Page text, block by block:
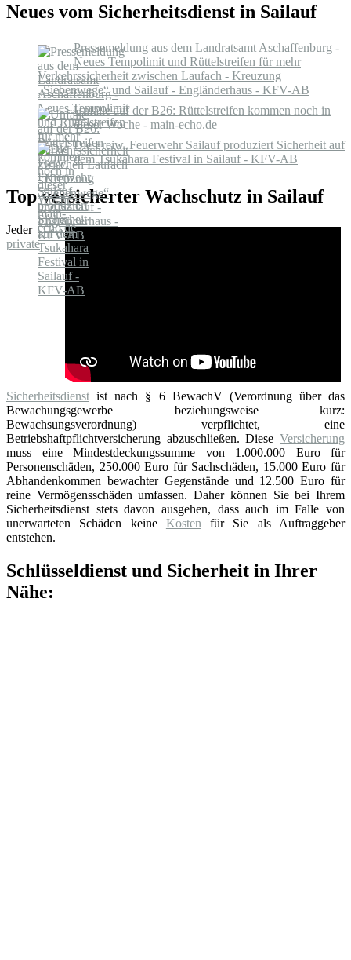
Neues vom Sicherheitsdienst in Sailauf
Pressemeldung aus dem Landratsamt Aschaffenburg -
Neues Tempolimit und Rüttelstreifen für mehr
Verkehrssicherheit zwischen Laufach - Kreuzung
„Siebenwege“ und Sailauf - Engländerhaus - KFV-AB
Unfälle auf der B26: Rüttelstreifen kommen noch in
dieser Woche - main-echo.de
Die Freiw. Feuerwehr Sailauf produziert Sicherheit auf
dem Tsukahara Festival in Sailauf - KFV-AB
Top versicherter Wachschutz in Sailauf
Jeder
private
Sicherheitsdienst ist nach § 6 BewachV (Verordnung über das
Bewachungsgewerbe beziehungsweise kurz:
Bewachsungsverordnung) verpflichtet, eine
Betriebshaftpflichtversicherung abzuschließen. Diese Versicherung
muss eine Mindestdeckungssumme von 1.000.000 Euro für
Personenschäden, 250.000 Euro für Sachschäden, 15.000 Euro für
Abhandenkommen bewachter Gegenstände und 12.500 Euro für
reine Vermögensschäden umfassen. Daher können Sie bei Ihrem
Sicherheitsdienst stets davon ausgehen, dass auch im Falle von
unerwarteten Schäden keine Kosten für Sie als Auftraggeber
entstehen.
Schlüsseldienst und Sicherheit in Ihrer
Nähe: